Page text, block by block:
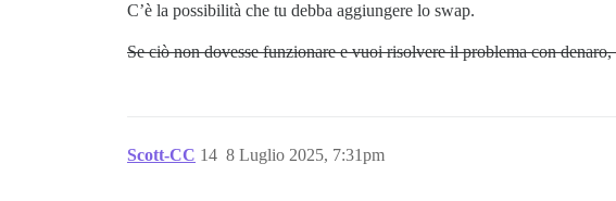
C’è la possibilità che tu debba aggiungere lo swap.
Se ciò non dovesse funzionare e vuoi risolvere il problema con
Scott-CC 8 Luglio 2025, 7:31pm
14